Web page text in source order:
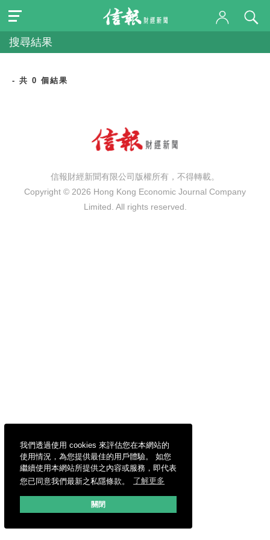
我們透過使用 cookies 來評估您在本網站的
使用情況，為您提供最佳的用戶體驗。 如您
繼續使用本網站所提供之內容或服務，即代表
您已同意我們最新之私隱條款。
了解更多
關閉
搜尋結果
- 共 0 個結果
信報財經新聞有限公司版權所有，不得轉載。
Copyright © 2026 Hong Kong Economic Journal Company
Limited. All rights reserved.